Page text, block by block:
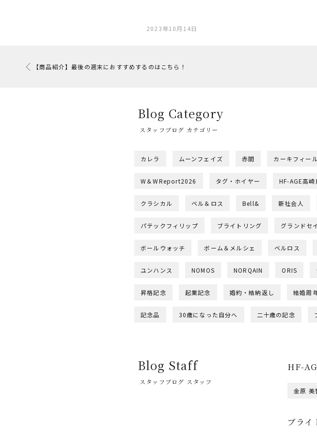
2023年10月14日
【商品紹介】最後の週末におすすめするのはこちら！
Blog Category
スタッフブログ カテゴリー
カレラ ムーンフェイズ 赤間 カーキフィー
W＆WReport2026 タグ・ホイヤー HF-AGE高崎
クラシカル ベル＆ロス Bell& 新社会人
パテックフィリップ ブライトリング グランドセ
ボールウォッチ ボーム＆メルシェ ベルロス
ユンハンス NOMOS NORQAIN ORIS
昇格記念 起業記念 婚約・結納返し 結婚周
記念品 30歳になった自分へ 二十歳の記念
Blog Staff
スタッフブログ スタッフ
HF-
金原 美
ブライ